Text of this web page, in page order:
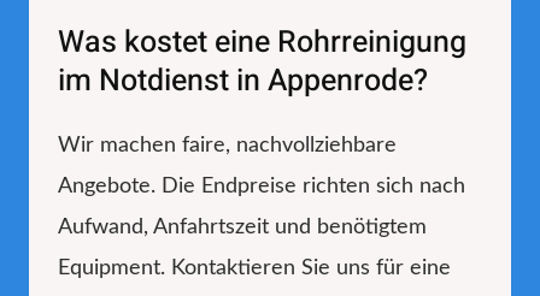
Was kostet eine Rohrreinigung
im Notdienst in Appenrode?
Wir machen faire, nachvollziehbare
Angebote. Die Endpreise richten sich nach
Aufwand, Anfahrtszeit und benötigtem
Equipment. Kontaktieren Sie uns für eine